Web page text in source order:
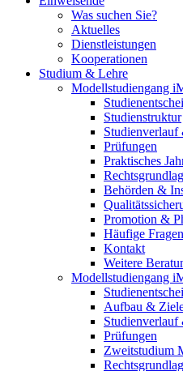
Was suchen Sie?
Aktuelles
Dienstleistungen
Kooperationen
Studium & Lehre
Modellstudiengang
Studienstruktur
Studienverlauf
Prüfungen
Praktisches
Behörden &
Promotion &
Häufige
Kontakt
Weitere
Modellstudiengang
Aufbau &
Studienverlauf
Prüfungen
Zweitstudium